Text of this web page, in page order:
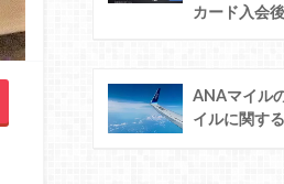
カード入会
ANAマイル
イルに関す